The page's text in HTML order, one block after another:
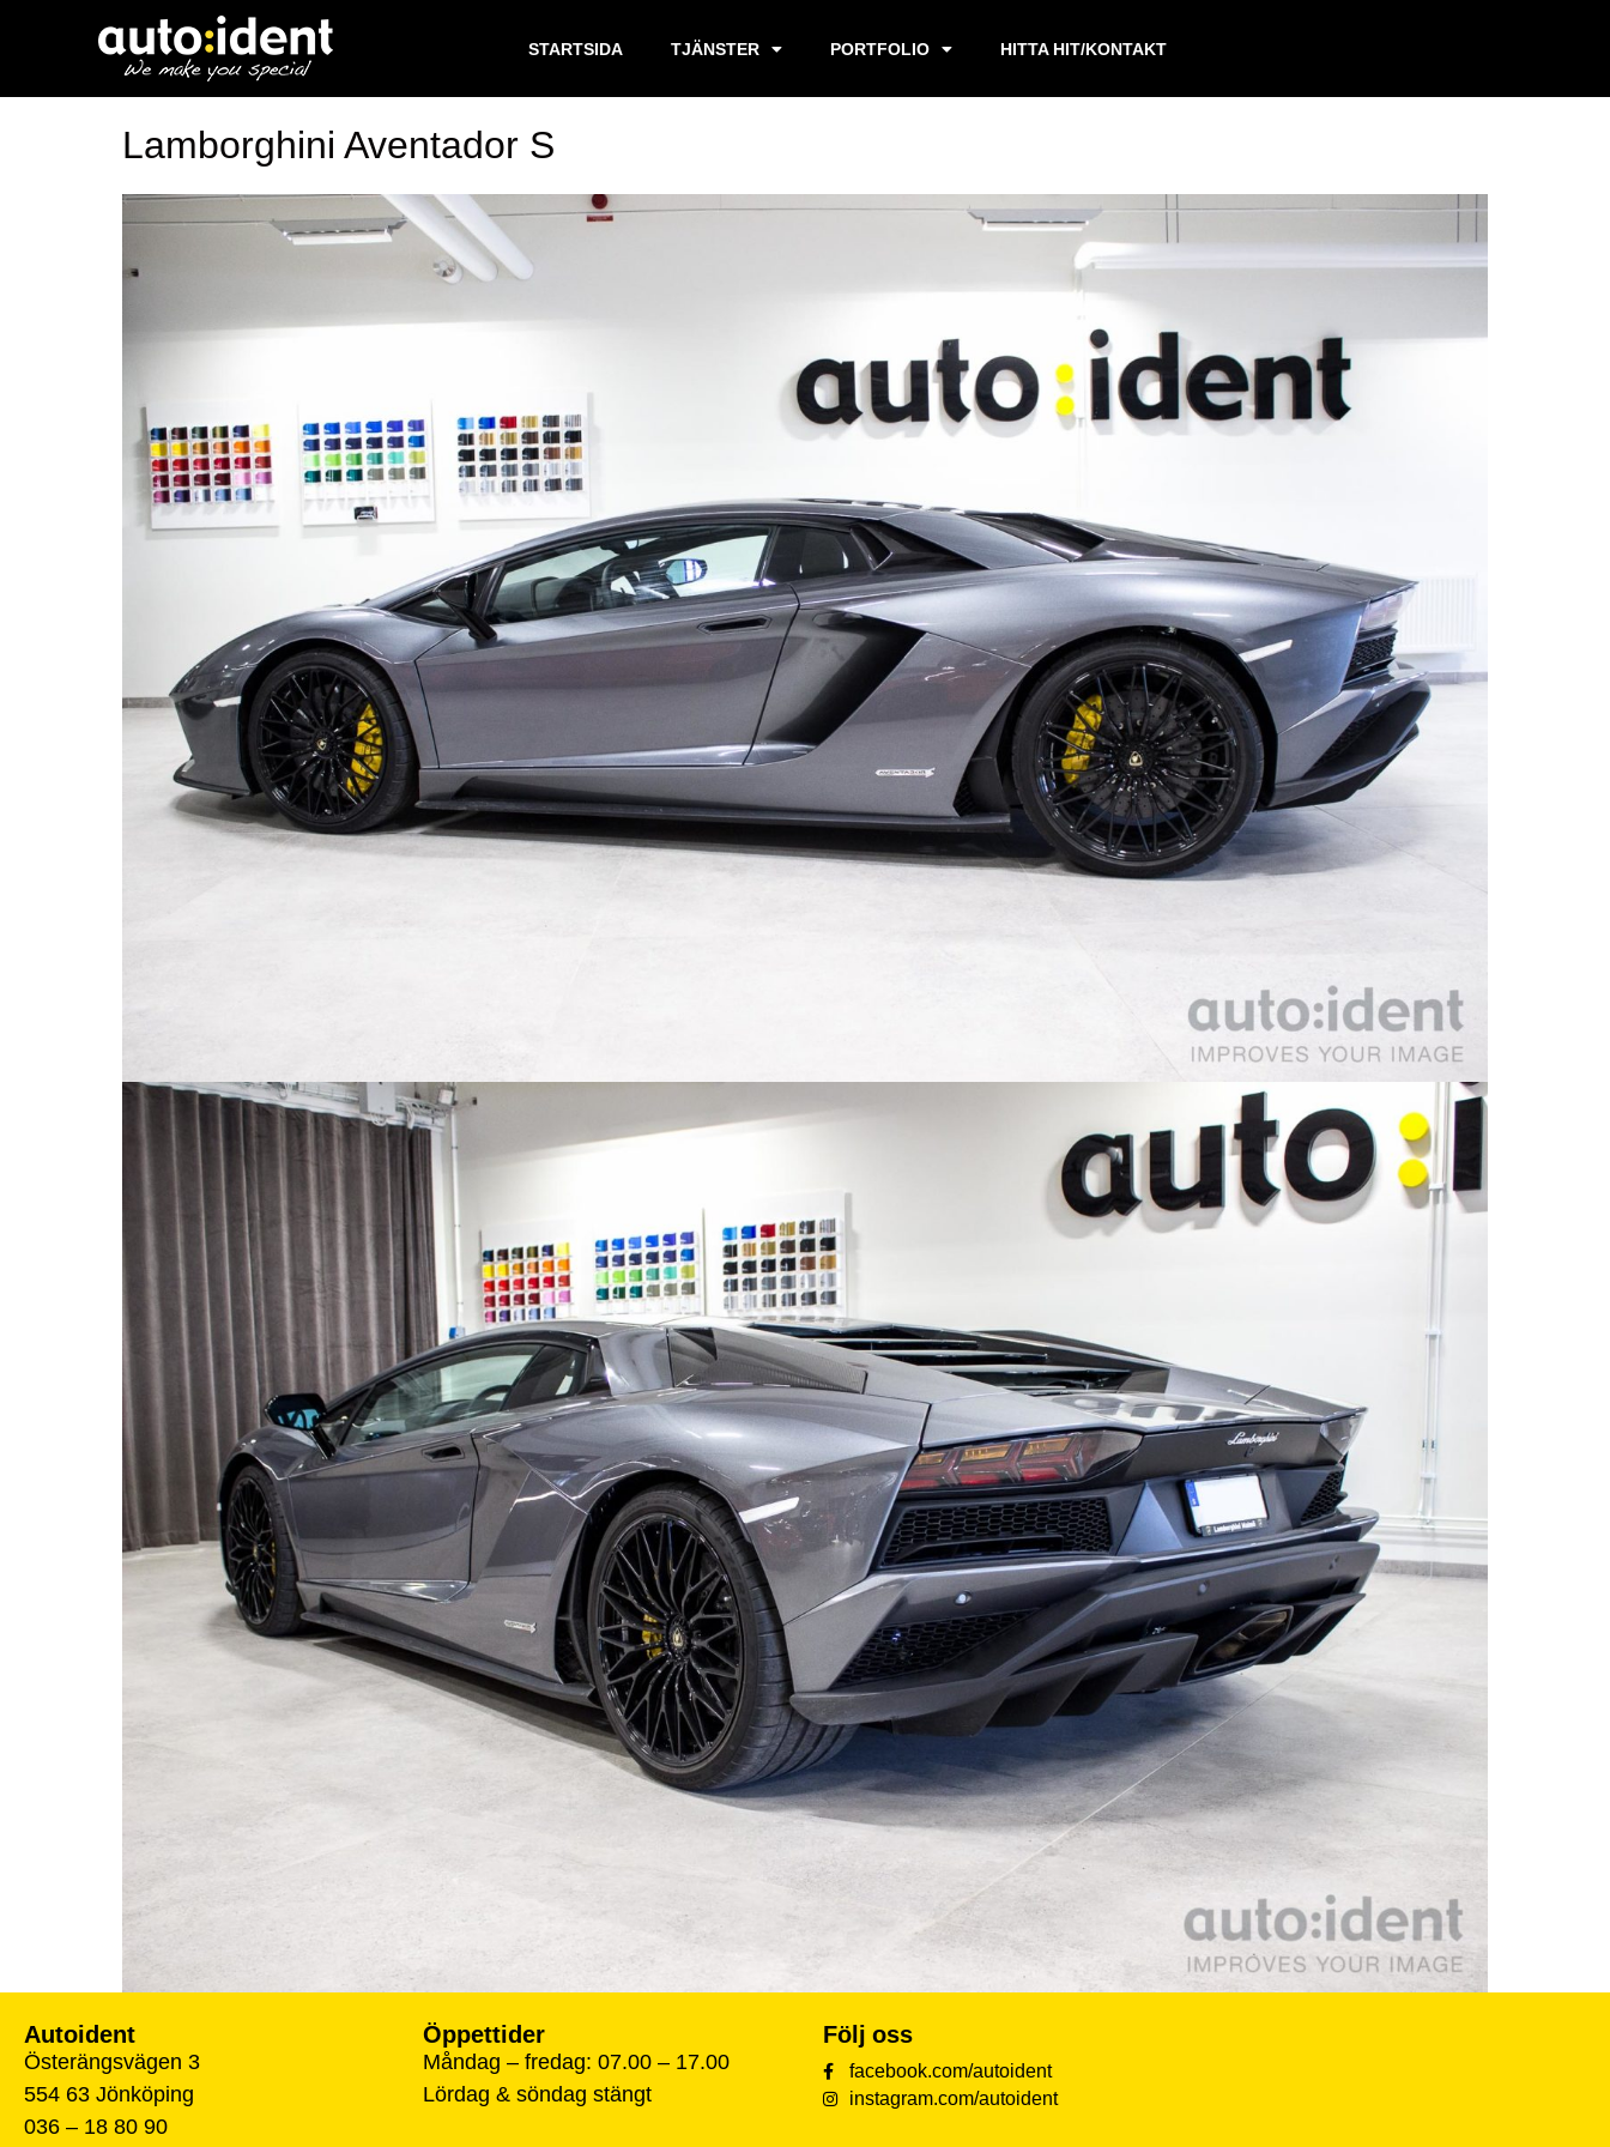
STARTSIDA TJÄNSTER PORTFOLIO HITTA HIT/KONTAKT
Lamborghini Aventador S
Autoident
Österängsvägen 3
554 63 Jönköping
036 – 18 80 90
Öppettider
Måndag – fredag: 07.00 – 17.00
Lördag & söndag stängt
Följ oss
facebook.com/autoident
instagram.com/autoident